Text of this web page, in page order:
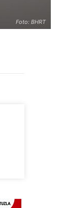
Foto: BHRT